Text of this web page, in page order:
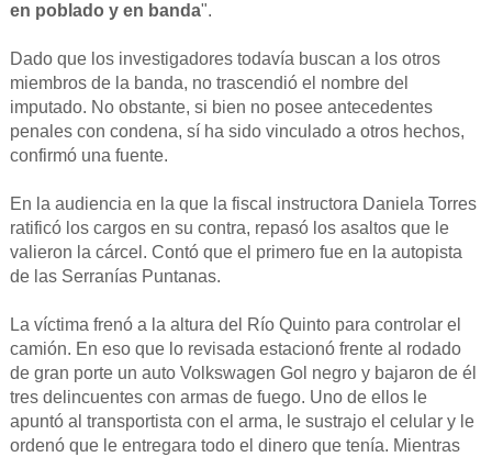
en poblado y en banda".
Dado que los investigadores todavía buscan a los otros
miembros de la banda, no trascendió el nombre del
imputado. No obstante, si bien no posee antecedentes
penales con condena, sí ha sido vinculado a otros hechos,
confirmó una fuente.
En la audiencia en la que la fiscal instructora Daniela Torres
ratificó los cargos en su contra, repasó los asaltos que le
valieron la cárcel. Contó que el primero fue en la autopista
de las Serranías Puntanas.
La víctima frenó a la altura del Río Quinto para controlar el
camión. En eso que lo revisada estacionó frente al rodado
de gran porte un auto Volkswagen Gol negro y bajaron de él
tres delincuentes con armas de fuego. Uno de ellos le
apuntó al transportista con el arma, le sustrajo el celular y le
ordenó que le entregara todo el dinero que tenía. Mientras